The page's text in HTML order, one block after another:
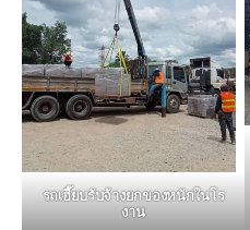
รถเฮี๊ยบรับจ้างยกของหนักในโร
งาน